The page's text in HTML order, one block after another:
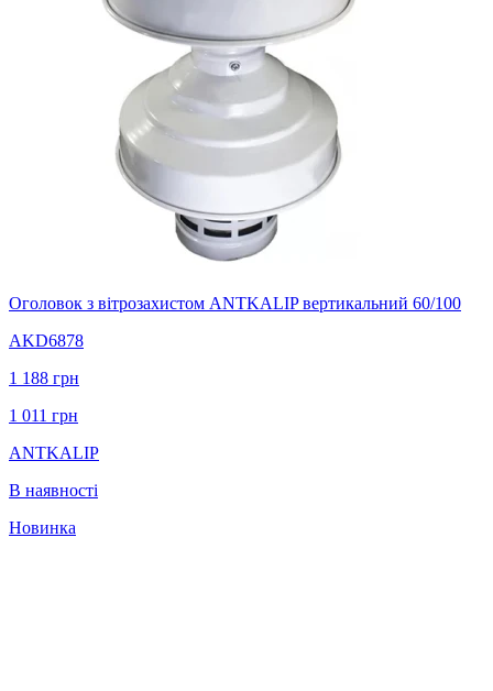
Оголовок з вітрозахистом ANTKALIP вертикальний 60/100
AKD6878
1 188 грн
1 011 грн
ANTKALIP
В наявності
Новинка